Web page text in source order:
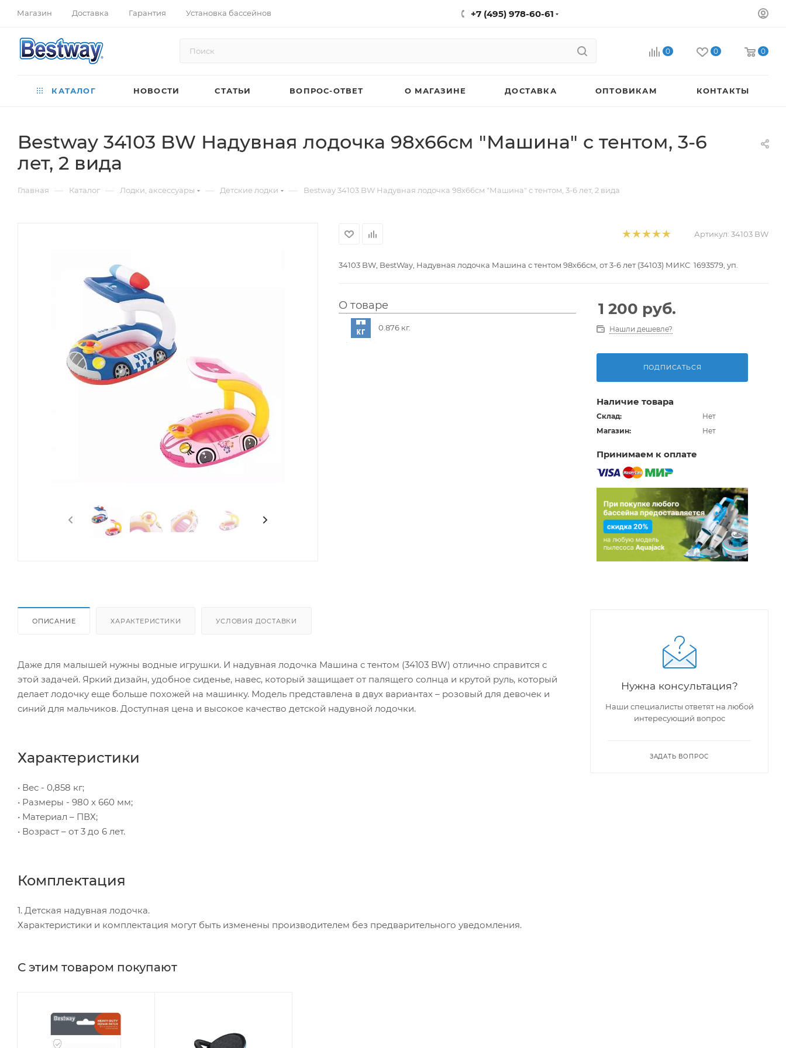
Магазин Доставка Гарантия Установка бассейнов +7 (495) 978-60-61
0 0 0
КАТАЛОГ НОВОСТИ СТАТЬИ ВОПРОС-ОТВЕТ О МАГАЗИНЕ ДОСТАВКА ОПТОВИКАМ КОНТАКТЫ
Bestway 34103 BW Надувная лодочка 98х66см "Машина" с тентом, 3-6
лет, 2 вида
Главная — Каталог — Лодки, аксессуары — Детские лодки — Bestway 34103 BW Надувная лодочка 98х66см "Машина" с тентом, 3-6 лет, 2 вида
Артикул: 34103 BW
34103 BW, BestWay, Надувная лодочка Машина с тентом 98х66см, от 3-6 лет (34103) МИКС 1693579, уп.
О товаре
0.876 кг.
1 200 руб.
Нашли дешевле?
ПОДПИСАТЬСЯ
Наличие товара
Склад:
Нет
Магазин:
Нет
Принимаем к оплате
ОПИСАНИЕ ХАРАКТЕРИСТИКИ УСЛОВИЯ ДОСТАВКИ
Даже для малышей нужны водные игрушки. И надувная лодочка Машина с тентом (34103 BW) отлично справится с
этой задачей. Яркий дизайн, удобное сиденье, навес, который защищает от палящего солнца и крутой руль, который
делает лодочку еще больше похожей на машинку. Модель представлена в двух вариантах – розовый для девочек и
синий для мальчиков. Доступная цена и высокое качество детской надувной лодочки.
Характеристики
• Вес - 0,858 кг;
• Размеры - 980 х 660 мм;
• Материал – ПВХ;
• Возраст – от 3 до 6 лет.
Комплектация
1. Детская надувная лодочка.
Характеристики и комплектация могут быть изменены производителем без предварительного уведомления.
С этим товаром покупают
Нужна консультация?
Наши специалисты ответят на любой
интересующий вопрос
ЗАДАТЬ ВОПРОС